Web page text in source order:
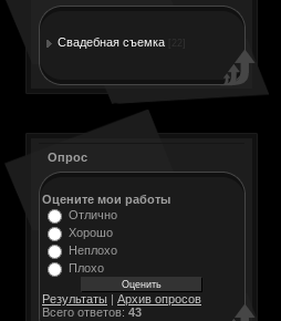
Свадебная съемка
Опрос
Оцените мои работы
Отлично
Хорошо
Неплохо
Плохо
Результаты | Архив опросов
Всего ответов: 43